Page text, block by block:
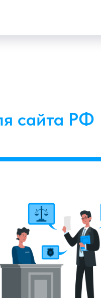
сайта РФ